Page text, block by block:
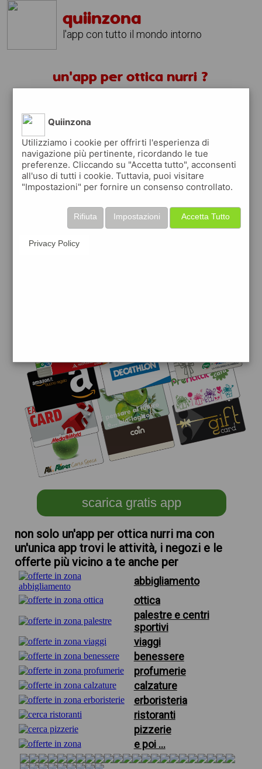
quiinzona
l'app con tutto il mondo intorno
un'app per ottica nurri ?
quiinzona è una app
gratuita
che ti aiuta se cerchi 'un'app per ottica
nurri ?' e che ti premia ogni volta che la
usi
raccogli punti da convertire inbuoni sconto
o gift card
per fare la spesa, fare
scarica gratis app
non solo un'app per ottica nurri ma con
un'unica app trovi le attività, i negozi e le
offerte più vicino a te anche per
abbigliamento
ottica
palestre e centri
sportivi
viaggi
benessere
profumerie
calzature
erboristeria
ristoranti
pizzerie
e poi ...
Quiinzona
Utilizziamo i cookie per offrirti l'esperienza di
navigazione più pertinente, ricordando le tue
preferenze. Cliccando su "Accetta tutto", acconsenti
all'uso di tutti i cookie. Tuttavia, puoi visitare
"Impostazioni" per fornire un consenso controllato.
Accetta Tutto
Impostazioni
Rifiuta
Privacy Policy